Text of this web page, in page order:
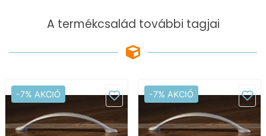
A termékcsalád további tagjai
-7% AKCIÓ -7% AKCIÓ